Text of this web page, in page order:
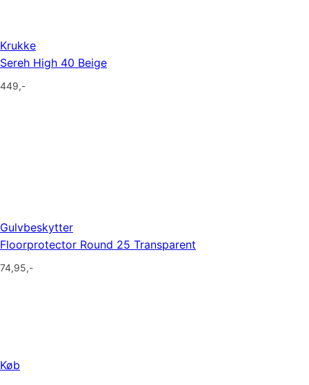
Køb
Krukke
Sereh High 40 Beige
449,-
Gulvbeskytter
Floorprotector Round 25 Transparent
74,95,-